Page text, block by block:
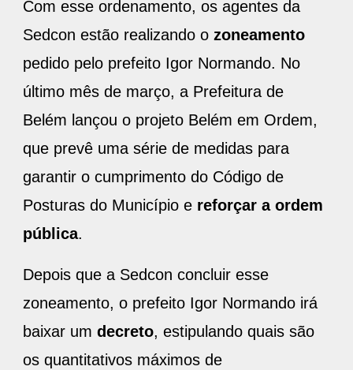
Com esse ordenamento, os agentes da
Sedcon estão realizando o zoneamento
pedido pelo prefeito Igor Normando. No
último mês de março, a Prefeitura de
Belém lançou o projeto Belém em Ordem,
que prevê uma série de medidas para
garantir o cumprimento do Código de
Posturas do Município e reforçar a ordem
pública.
Depois que a Sedcon concluir esse
zoneamento, o prefeito Igor Normando irá
baixar um decreto, estipulando quais são
os quantitativos máximos de